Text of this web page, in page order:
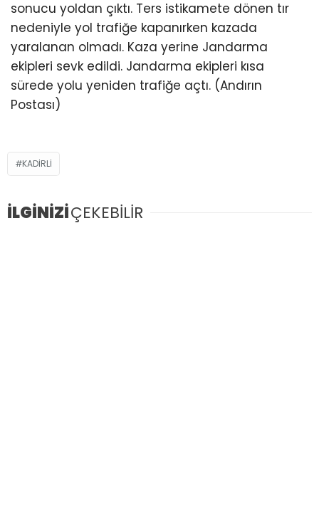
sonucu yoldan çıktı. Ters istikamete dönen tır
nedeniyle yol trafiğe kapanırken kazada
yaralanan olmadı. Kaza yerine Jandarma
ekipleri sevk edildi. Jandarma ekipleri kısa
sürede yolu yeniden trafiğe açtı. (Andırın
Postası)
KADIRLI
İLGİNİZİÇEKEBİLİR